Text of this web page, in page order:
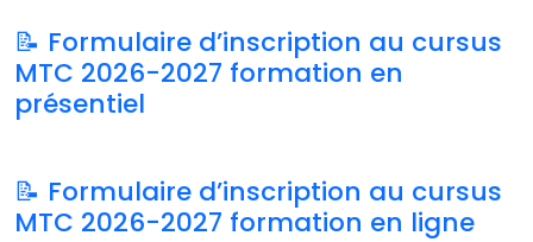
📝 Formulaire d’inscription au cursus
MTC 2026-2027 formation en
présentiel
📝 Formulaire d’inscription au cursus
MTC 2026-2027 formation en ligne